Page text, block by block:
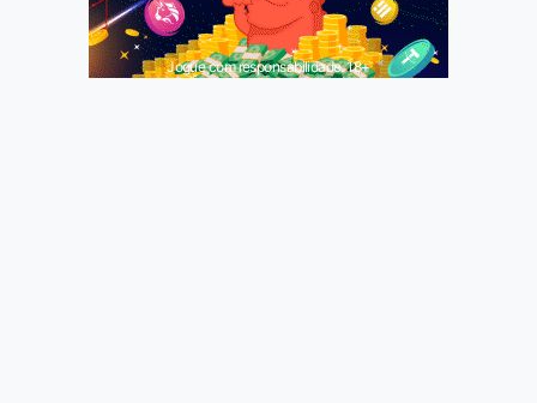
Jogue com responsabilidade. 18+